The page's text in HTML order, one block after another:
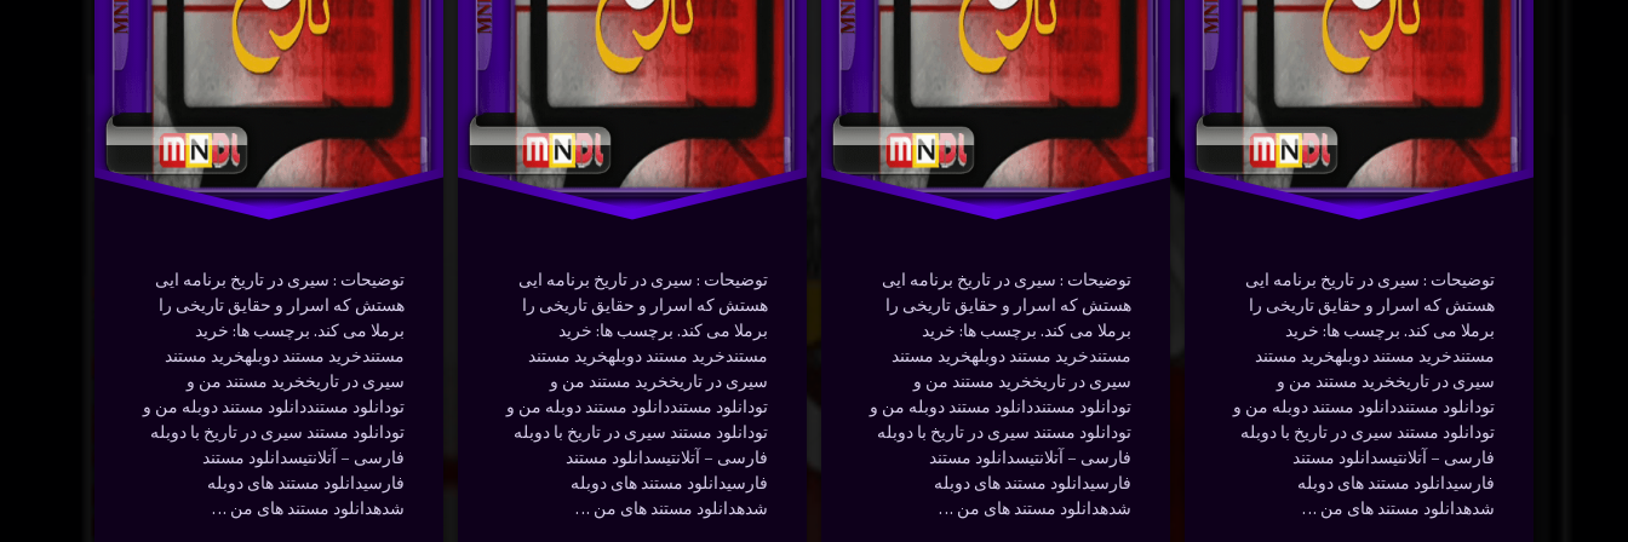
–
کشتار
در
مرغزار
نوشته شده درآوریل 21, 2024
توسطBot
توضیحات : سیری در تاریخ برنامه ایی
هستش که اسرار و حقایق تاریخی را
برملا می کند. برچسب ها: خرید
مستندخرید مستند دوبلهخرید مستند
سیری در تاریخخرید مستند من و
تودانلود مستنددانلود مستند دوبله من و
تودانلود مستند سیری در تاریخ با دوبله
فارسی – آتلانتیسدانلود مستند
فارسیدانلود مستند های دوبله
شدهدانلود مستند های من …
فارسی
فیلم
هیجان‌انگیز
سرنگونی
ال کاپون
نوشته شده درژانویه 29, 2024
توسطBot
دسته بندی ها:
مستندها (Documentry)
توضیحات : سیری در تاریخ برنامه ایی
هستش که اسرار و حقایق تاریخی را
برملا می کند. برچسب ها: خرید
مستندخرید مستند دوبلهخرید مستند
سیری در تاریخخرید مستند من و
تودانلود مستنددانلود مستند دوبله من و
تودانلود مستند سیری در تاریخ با دوبله
فارسی – آتلانتیسدانلود مستند
فارسیدانلود مستند های دوبله
شدهدانلود مستند های من …
جنگ جهانی دوم
دوبله شده
دوبله فارسی
سرنگونی
فیلم
– آیا
ناپلئون
به قتل
رسید؟
نوشته شده درژانویه 29, 2024
توسطBot
توضیحات : سیری در تاریخ برنامه ایی
هستش که اسرار و حقایق تاریخی را
برملا می کند. برچسب ها: خرید
مستندخرید مستند دوبلهخرید مستند
سیری در تاریخخرید مستند من و
تودانلود مستنددانلود مستند دوبله من و
تودانلود مستند سیری در تاریخ با دوبله
فارسی – آتلانتیسدانلود مستند
فارسیدانلود مستند های دوبله
شدهدانلود مستند های من …
فارسی
قتل
هیجان انگیز
توضیحات : سیری در تاریخ برنامه ایی
هستش که اسرار و حقایق تاریخی را
برملا می کند. برچسب ها: خرید
مستندخرید مستند دوبلهخرید مستند
سیری در تاریخخرید مستند من و
تودانلود مستنددانلود مستند دوبله من و
تودانلود مستند سیری در تاریخ با دوبله
فارسی – آتلانتیسدانلود مستند
فارسیدانلود مستند های دوبله
شدهدانلود مستند های من …
تاریخ ایران
داستاندهی
دوبله فارسی
سیری
هنر